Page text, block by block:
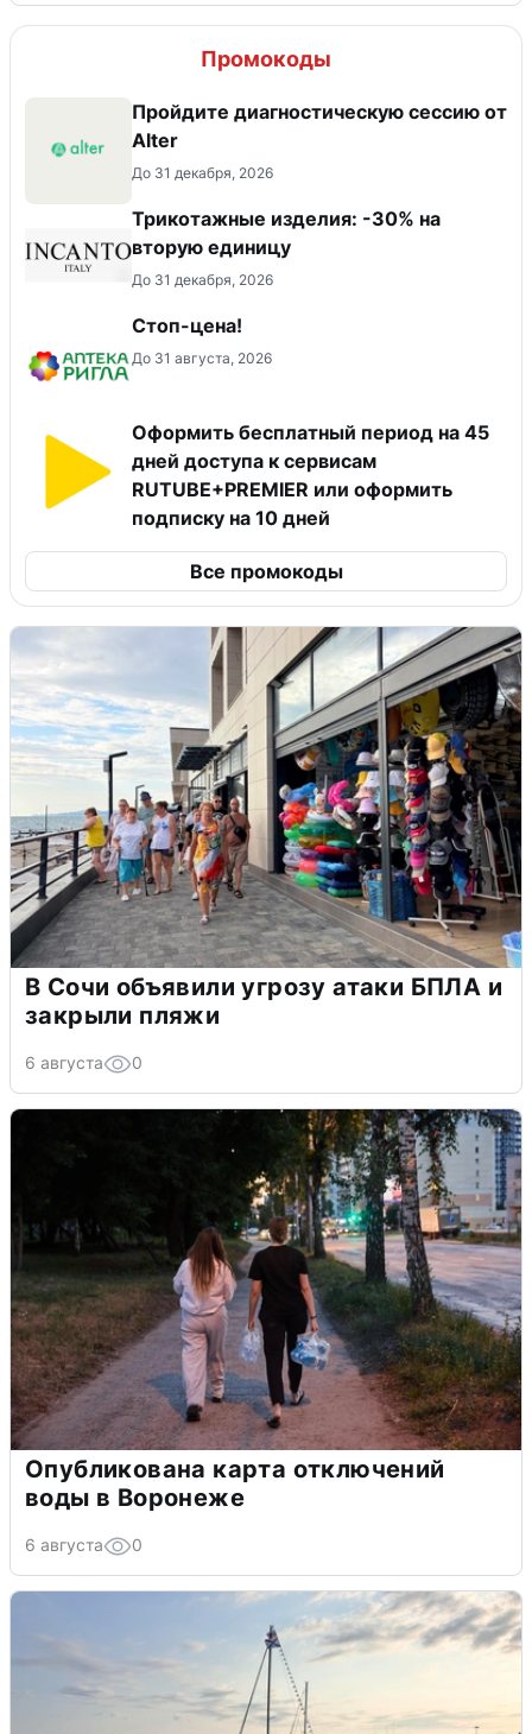
Промокоды
Пройдите диагностическую сессию от
Alter
До 31 декабря, 2026
Трикотажные изделия: -30% на
вторую единицу
До 31 декабря, 2026
Стоп-цена!
До 31 августа, 2026
Оформить бесплатный период на 45
дней доступа к сервисам
RUTUBE+PREMIER или оформить
подписку на 10 дней
Все промокоды
В Сочи объявили угрозу атаки БПЛА и
закрыли пляжи
6 августа 0
Опубликована карта отключений
воды в Воронеже
6 августа 0